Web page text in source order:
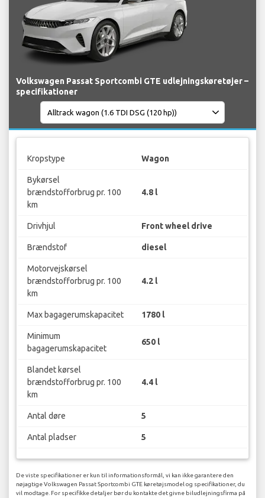
Volkswagen Passat Sportcombi GTE udlejningskøretøjer –
specifikationer
Kropstype Wagon
Bykørsel
brændstofforbrug pr. 100
km
4.8 l
Drivhjul Front wheel drive
Brændstof diesel
Motorvejskørsel
brændstofforbrug pr. 100
km
4.2 l
Max bagagerumskapacitet 1780 l
Minimum
bagagerumskapacitet
650 l
Blandet kørsel
brændstofforbrug pr. 100
km
4.4 l
Antal døre 5
Antal pladser 5
De viste specifikationer er kun til informationsformål, vi kan ikke garantere den
nøjagtige Volkswagen Passat Sportcombi GTE køretøjsmodel og specifikationer, du
vil modtage. For specifikke detaljer bør du kontakte det givne biludlejningsfirma på